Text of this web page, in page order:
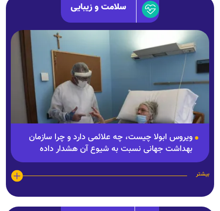
سلامت و زیبایی
ویروس ابولا چیست، چه علائمی دارد و چرا سازمان
بهداشت جهانی نسبت به شیوع آن هشدار داده
است؟
بیشتر